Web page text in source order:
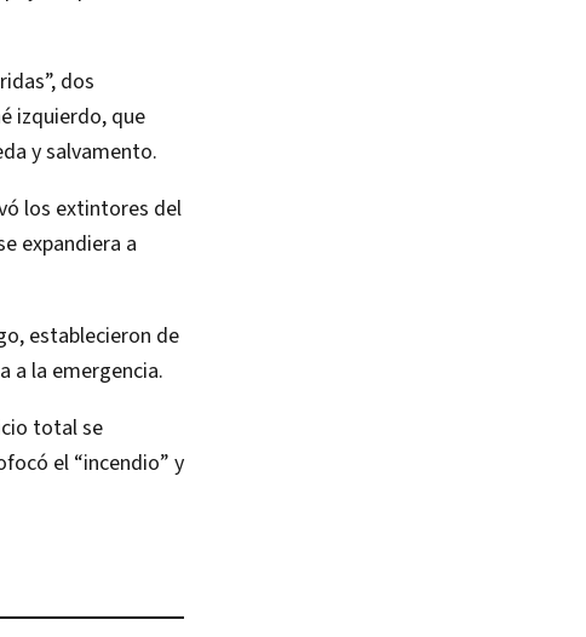
dos
izquierdo, que
y salvamento.
los extintores del
expandiera a
establecieron de
a la emergencia.
total se
el “incendio” y